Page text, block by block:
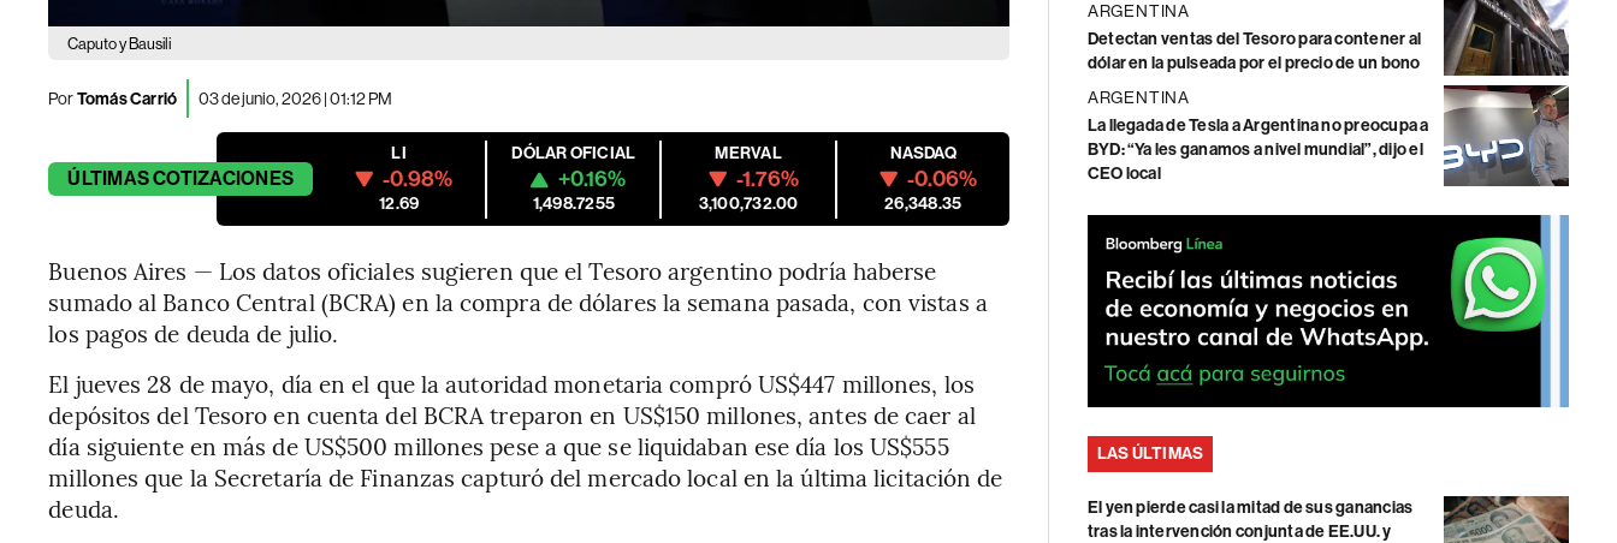
Caputo y Bausili
PorTomás Carrió 03 de junio, 2026 | 01:12 PM
ÚLTIMASCOTIZACIONES
LI
-0.98%
12.69
DÓLAR OFICIAL
+0.16%
1,498.7255
MERVAL
-1.76%
3,100,732.00
NASDAQ
-0.06%
26,348.35
Buenos Aires — Los datos oficiales sugieren que el Tesoro argentino podría haberse
sumado al Banco Central (BCRA) en la compra de dólares la semana pasada, con vistas a
los pagos de deuda de julio.
El jueves 28 de mayo, día en el que la autoridad monetaria compró US$447 millones, los
depósitos del Tesoro en cuenta del BCRA treparon en US$150 millones, antes de caer al
día siguiente en más de US$500 millones pese a que se liquidaban ese día los US$555
millones que la Secretaría de Finanzas capturó del mercado local en la última licitación de
deuda.
ARGENTINA
Detectan ventas del Tesoro para contener al
dólar en la pulseada por el precio de un bono
ARGENTINA
La llegada de Tesla a Argentina no preocupa a
BYD: “Ya les ganamos a nivel mundial”, dijo el
CEO local
LAS ÚLTIMAS
El yen pierde casi la mitad de sus ganancias
tras la intervención conjunta de EE.UU. y